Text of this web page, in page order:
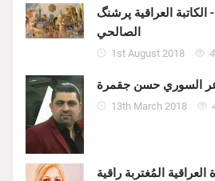
العراقية پرشنگ
الصالحي
1st August 2018
السوري حسن جقمرة
13th March 2018
المُغتربة راقية